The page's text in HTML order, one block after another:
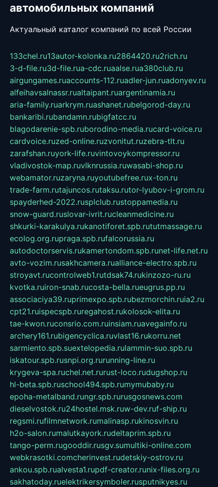
автомобильных компаний
Актуальный каталог компаний по всей России
133chel.ru13autor-kolonka.ru2864420.ru2rich.ru
3-d-file.ru3d-file.rua-cdc.ruaalse.rua380club.ru
airgungames.ruaccounts-112.ruadler-jun.ruadonyev.ru
alfeihavsalnassr.rualtaipant.ruargentinamia.ru
aria-family.ruarkrym.ruashanet.rubelgorod-day.ru
bankaribi.rubandamn.rubigfatcc.ru
blagodarenie-spb.ruborodino-media.rucard-voice.ru
cardvoice.ruzed-online.ruzvonitut.ruzebra-tlt.ru
zarafshan.ruyork-life.ruvintovoykompressor.ru
vladivostok-map.ruvlknrussia.ruwasabi-shop.ru
webamator.ruzaryna.ruyoutubefree.rux-ton.ru
trade-farm.rutajuncos.rutaksu.rutor-lyubov-i-grom.ru
spayderhed-2022.rusplclub.rustoppamedia.ru
snow-guard.ruslovar-ivrit.rucleanmedicine.ru
shkurki-karakulya.rukanotiforet.spb.rututmassage.ru
ecolog.org.rupraga.spb.rufalcorussia.ru
autodoctorservis.rukamertondom.spb.runet-life.net.ru
avto-vozim.rusakhcamera.rualliance-electro.spb.ru
stroyavt.rucontrolweb1.rutdsak74.rukinzozo-ru.ru
kvotka.ruiron-snab.rucosta-bella.rueugrus.pp.ru
associaciya39.ruprimexpo.spb.rubezmorchin.ruia2.ru
cpt21.ruispecspb.ruregahost.rukolosok-elita.ru
tae-kwon.ruconsrio.com.ruinsiam.ruavegainfo.ru
archery161.rubigencyclica.ruvlast16.rukorru.net
sarmiento.spb.suextelopedia.rulammin-suo.spb.ru
iskatour.spb.rusnpi.org.rurunning-line.ru
krygeva-spa.ruchel.net.rurust-loco.rudugshop.ru
hl-beta.spb.ruschool494.spb.rumymubaby.ru
epoha-metalband.rungr.spb.rurusgosnews.com
dieselvostok.ru24hostel.msk.ruw-dev.ruf-ship.ru
regsmi.rufilmnetwork.rumalinasp.rukinosvin.ru
h2o-salon.rumalutkayork.rudeltaprim.spb.ru
tango-perm.rugooddir.rusgv.sumultiki-online.com
webkrasotki.comcherinvest.rudetskiy-ostrov.ru
ankou.spb.rualvesta1.rupdf-creator.runix-files.org.ru
sakhatoday.ruelektrikersymboler.rusputnikyes.ru